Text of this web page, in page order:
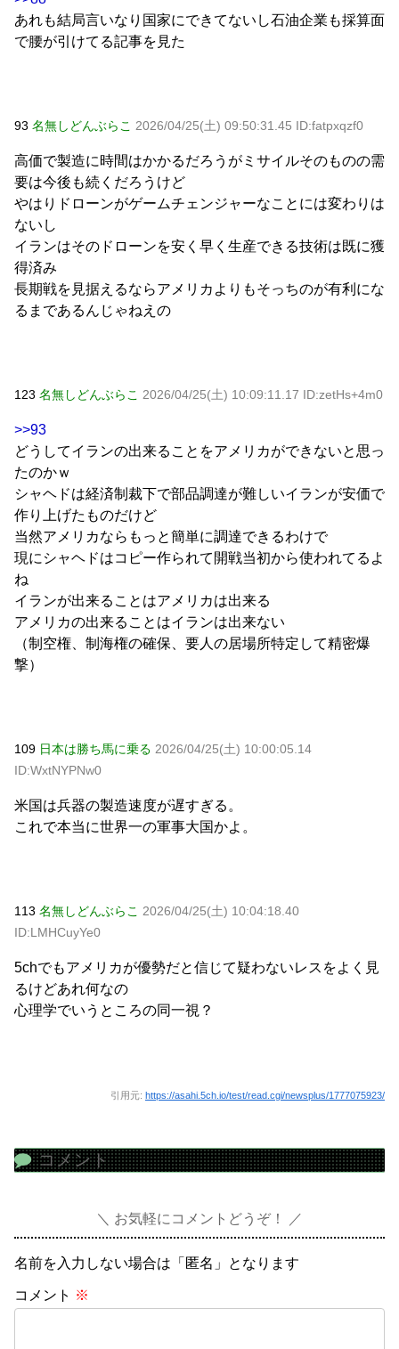
あれも結局言いなり国家にできてないし石油企業も採算面
で腰が引けてる記事を見た
93 名無しどんぶらこ 2026/04/25(土) 09:50:31.45 ID:fatpxqzf0
高価で製造に時間はかかるだろうがミサイルそのものの需
要は今後も続くだろうけど
やはりドローンがゲームチェンジャーなことには変わりは
ないし
イランはそのドローンを安く早く生産できる技術は既に獲
得済み
長期戦を見据えるならアメリカよりもそっちのが有利にな
るまであるんじゃねえの
123 名無しどんぶらこ 2026/04/25(土) 10:09:11.17 ID:zetHs+4m0
>>93
どうしてイランの出来ることをアメリカができないと思っ
たのかｗ
シャヘドは経済制裁下で部品調達が難しいイランが安価で
作り上げたものだけど
当然アメリカならもっと簡単に調達できるわけで
現にシャヘドはコピー作られて開戦当初から使われてるよ
ね
イランが出来ることはアメリカは出来る
アメリカの出来ることはイランは出来ない
（制空権、制海権の確保、要人の居場所特定して精密爆
撃）
109 日本は勝ち馬に乗る 2026/04/25(土) 10:00:05.14
ID:WxtNYPNw0
米国は兵器の製造速度が遅すぎる。
これで本当に世界一の軍事大国かよ。
113 名無しどんぶらこ 2026/04/25(土) 10:04:18.40
ID:LMHCuyYe0
5chでもアメリカが優勢だと信じて疑わないレスをよく見
るけどあれ何なの
心理学でいうところの同一視？
引用元: https://asahi.5ch.io/test/read.cgi/newsplus/1777075923/
コメント
お気軽にコメントどうぞ！
名前を入力しない場合は「匿名」となります
コメント ※